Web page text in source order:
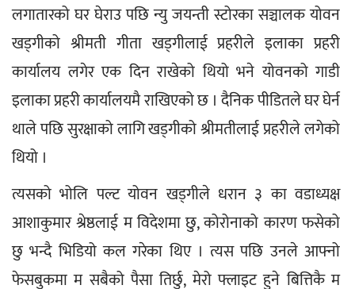
लगातारको घर घेराउ पछि न्यु जयन्ती स्टोरका सञ्चालक योवन
खड्गीको श्रीमती गीता खड्गीलाई प्रहरीले इलाका प्रहरी
कार्यालय लगेर एक दिन राखेको थियो भने योवनको गाडी
इलाका प्रहरी कार्यालयमै राखिएको छ । दैनिक पीडितले घर घेर्न
थाले पछि सुरक्षाको लागि खड्गीको श्रीमतीलाई प्रहरीले लगेको
थियो ।
त्यसको भोलि पल्ट योवन खड्गीले धरान ३ का वडाध्यक्ष
आशाकुमार श्रेष्ठलाई म विदेशमा छु, कोरोनाको कारण फसेको
छु भन्दै भिडियो कल गरेका थिए । त्यस पछि उनले आफ्नो
फेसबुकमा म सबैको पैसा तिर्छु, मेरो फ्लाइट हुने बित्तिकै म